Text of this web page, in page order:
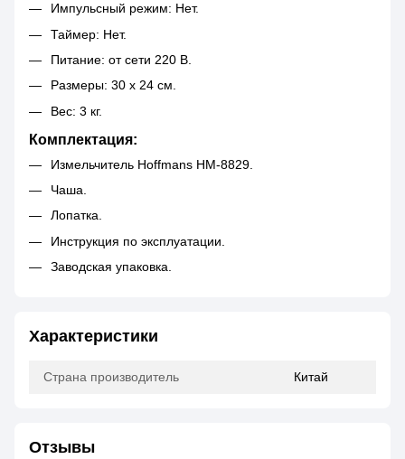
Импульсный режим: Нет.
Таймер: Нет.
Питание: от сети 220 В.
Размеры: 30 х 24 см.
Вес: 3 кг.
Комплектация:
Измельчитель Hoffmans HM-8829.
Чаша.
Лопатка.
Инструкция по эксплуатации.
Заводская упаковка.
Характеристики
Страна производитель Китай
Отзывы